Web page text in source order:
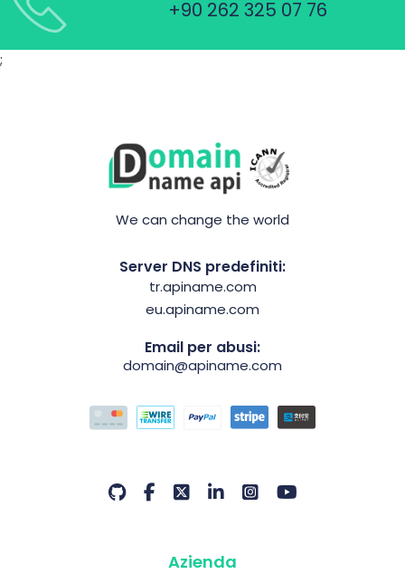
+90 262 325 07 76
;
We can change the world
Server DNS predefiniti:
tr.apiname.com
eu.apiname.com
Email per abusi:
domain@apiname.com
Azienda